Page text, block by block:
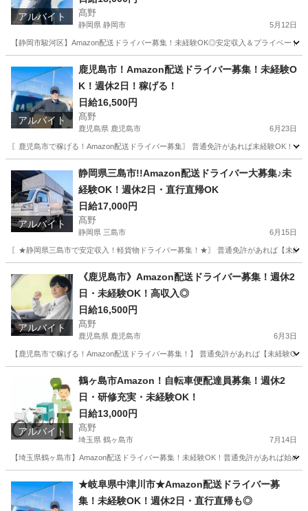
アルバイト 髙野
静岡県 静岡市 5月12日
【静岡市駿河区】Amazon配送ドライバー募集！未経験OK◎安定収入＆プライベー
ドライバー Amazon
アルバイト
鹿児島市！Amazon配送ドライバー募集！未経験O
K！週休2日！稼げる！
日給16,500円
髙野
鹿児島県 鹿児島市 6月23日
〖鹿児島市で稼げる！Amazon配送ドライバー募集〗 普通免許があれば未経験OK！
鹿児島市 ドライバー Amazon
アルバイト
静岡県三島市!!Amazon配送ドライバー大募集♪未
経験OK！週休2日・直行直帰OK
日給17,000円
髙野
静岡県 三島市 6月15日
〖★静岡県三島市で安定収入！軽貨物ドライバー募集！★〗 普通免許があれば【未経
ドライバー
アルバイト
《鹿児島市》Amazon配送ドライバー募集！週休2
日・未経験OK！高収入◎
日給16,500円
髙野
鹿児島県 鹿児島市 6月3日
【鹿児島市で稼げる！Amazon配送ドライバー募集！】 普通免許があれば【未経験
鹿児島市 ドライバー Amazon
アルバイト
鶴ヶ島市Amazon！自転車便配達員募集！週休2
日・研修充実・未経験OK！
日給13,000円
髙野
埼玉県 鶴ヶ島市 7月14日
【埼玉県鶴ヶ島市】Amazon配送ドライバー募集！未経験OK！普通免許があれば始
ドライバー Amazon
★岐阜県中津川市★Amazon配送ドライバー募
集！未経験OK！週休2日・直行直帰も◎